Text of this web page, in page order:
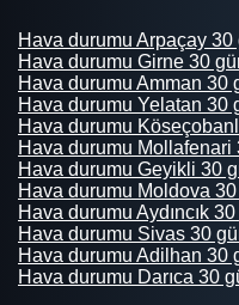
Hava durumu Arpaçay 30
Hava durumu Girne 30
Hava durumu Amman 30
Hava durumu Yelatan 30
Hava durumu
Hava durumu Mollafenari
Hava durumu Geyikli 30
Hava durumu Moldova
Hava durumu Aydıncık
Hava durumu Sivas 30
Hava durumu Adilhan 30
Hava durumu Darıca 30